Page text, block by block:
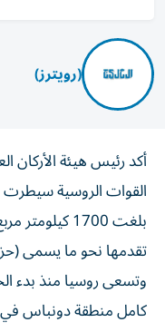
(رويترز)
أكد رئيس هيئة الأركان
القوات الروسية سيطرت
‌بلغت 1700
تقدمها نحو ما ​يسمى
كامل ‌منطقة دونباس